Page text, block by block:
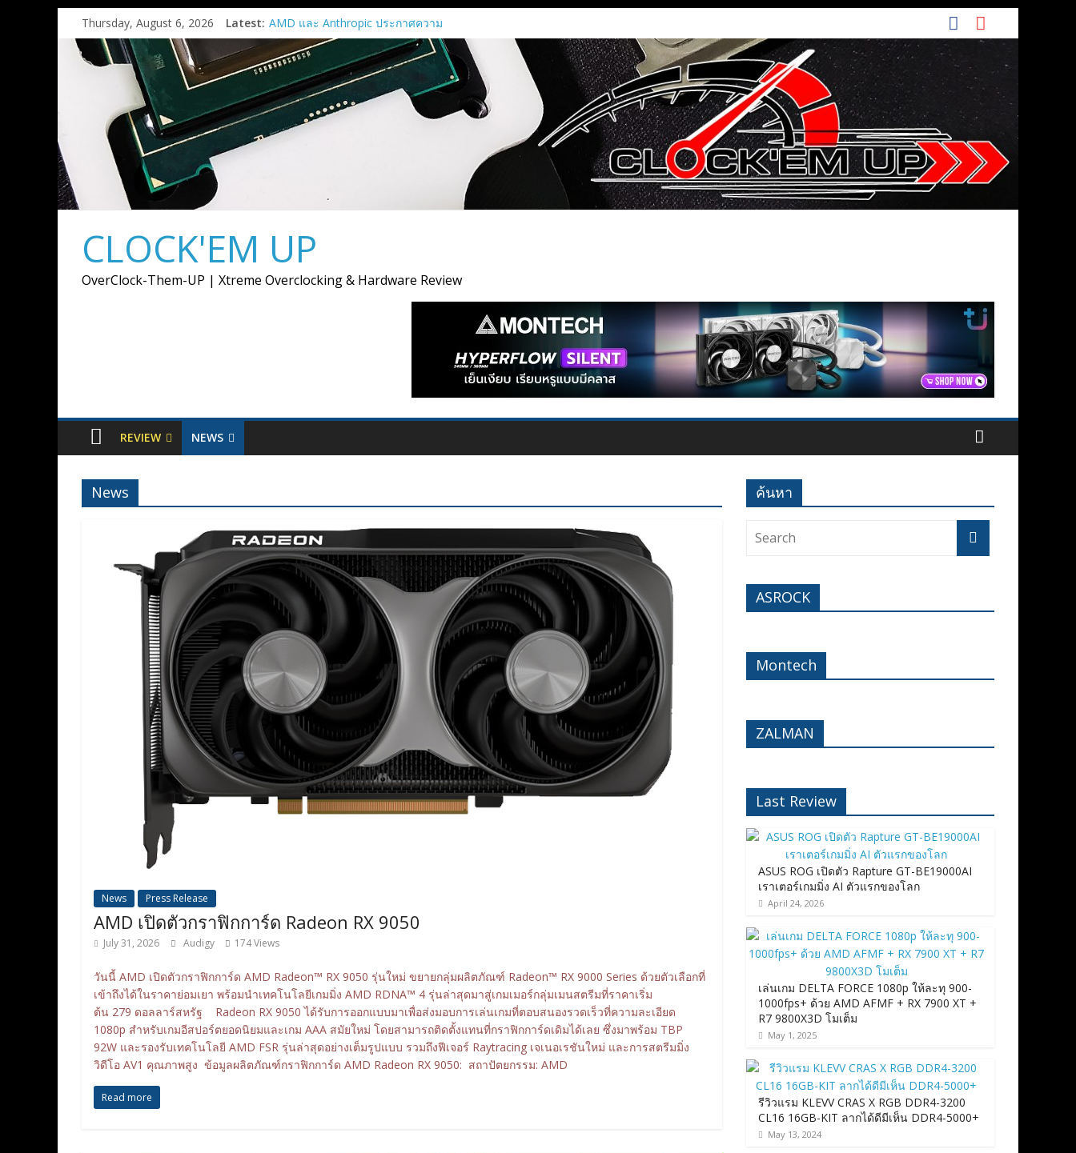
to
content
Thursday, August 6, 2026 Latest: AMD และ Anthropic ประกาศความ
ร่วมมือเชิงกลยุทธ์เพื่อเปิดใช้กราฟิก
การ์ด AMD Instinct MI450 Series
สูงสุด 2 กิกะวัตต์
AMD เปิดตัวกราฟิกการ์ด Radeon RX
9050
เมื่อการ์ดจอไม่ได้มีหน้าที่แค่เรนเดอร์
แบบครบวงจรสำหรับยุค Agentic AI ณ
Supermicro แต่งตั้ง Ascenti เป็น
ตัวแทนจำหน่ายอย่างเป็นทางการ
พลังประมวลผล AI ตั้งแต่ระดับเริ่มต้น
CLOCK'EM UP
OverClock-Them-UP | Xtreme Overclocking & Hardware Review
REVIEW NEWS
News
News Press Release
AMD เปิดตัวกราฟิกการ์ด Radeon RX 9050
July 31, 2026 Audigy 174 Views
วันนี้ AMD เปิดตัวกราฟิกการ์ด AMD Radeon™ RX 9050 รุ่นใหม่ ขยายกลุ่มผลิตภัณฑ์ Radeon™ RX 9000 Series ด้วยตัวเลือกที่
เข้าถึงได้ในราคาย่อมเยา พร้อมนำเทคโนโลยีเกมมิ่ง AMD RDNA™ 4 รุ่นล่าสุดมาสู่เกมเมอร์กลุ่มเมนสตรีมที่ราคาเริ่ม
ต้น 279 ดอลลาร์สหรัฐ Radeon RX 9050 ได้รับการออกแบบมาเพื่อส่งมอบการเล่นเกมที่ตอบสนองรวดเร็วที่ความละเอียด
1080p สำหรับเกมอีสปอร์ตยอดนิยมและเกม AAA สมัยใหม่ โดยสามารถติดตั้งแทนที่กราฟิกการ์ดเดิมได้เลย ซึ่งมาพร้อม TBP
92W และรองรับเทคโนโลยี AMD FSR รุ่นล่าสุดอย่างเต็มรูปแบบ รวมถึงฟีเจอร์ Raytracing เจเนอเรชันใหม่ และการสตรีมมิ่ง
วิดีโอ AV1 คุณภาพสูง ข้อมูลผลิตภัณฑ์กราฟิกการ์ด AMD Radeon RX 9050: สถาปัตยกรรม: AMD
Read more
ค้นหา
ASROCK
Montech
ZALMAN
Last Review
ASUS ROG เปิดตัว Rapture GT-BE19000AI
เราเตอร์เกมมิ่ง AI ตัวแรกของโลก
April 24, 2026
เล่นเกม DELTA FORCE 1080p ให้ละทุ 900-
1000fps+ ด้วย AMD AFMF + RX 7900 XT +
R7 9800X3D โมเต็ม
May 1, 2025
รีวิวแรม KLEVV CRAS X RGB DDR4-3200
CL16 16GB-KIT ลากได้ดีมีเห็น DDR4-5000+
May 13, 2024